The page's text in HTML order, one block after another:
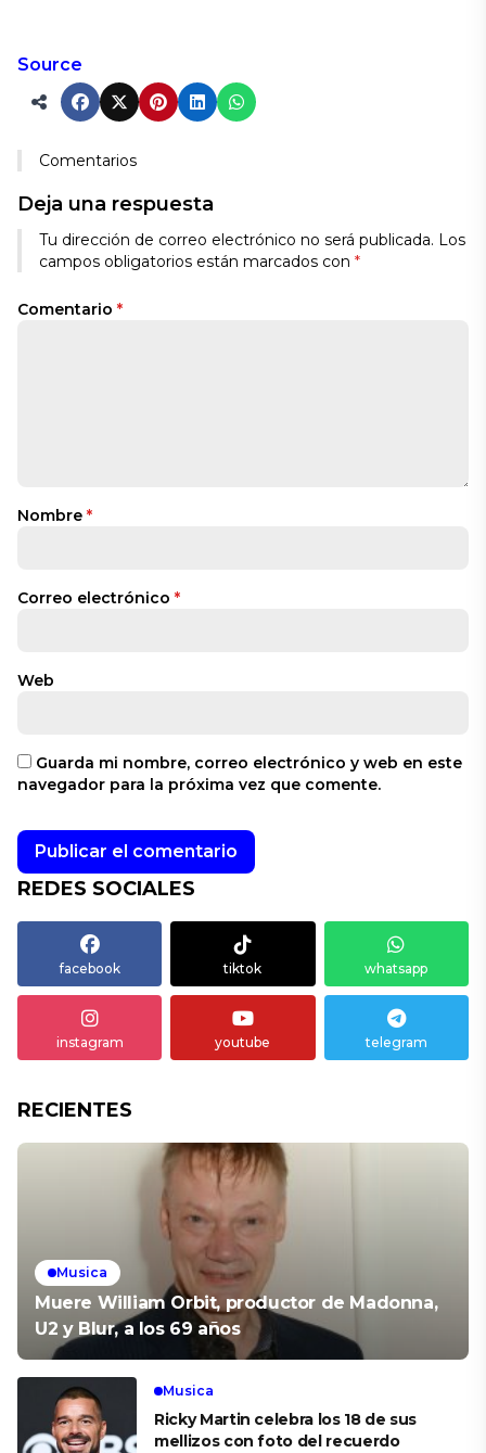
Source
Comentarios
Deja una respuesta
Tu dirección de correo electrónico no será publicada. Los
campos obligatorios están marcados con *
Comentario *
Nombre *
Correo electrónico *
Web
Guarda mi nombre, correo electrónico y web en este
navegador para la próxima vez que comente.
Alternative:
REDES SOCIALES
facebook tiktok whatsapp
instagram youtube telegram
RECIENTES
Musica
Muere William Orbit, productor de Madonna,
U2 y Blur, a los 69 años
Musica
Ricky Martin celebra los 18 de sus
mellizos con foto del recuerdo